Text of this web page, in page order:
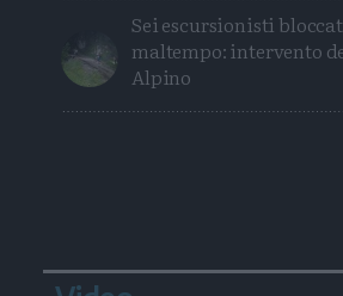
Sei escursionisti
maltempo: intervento
Alpino